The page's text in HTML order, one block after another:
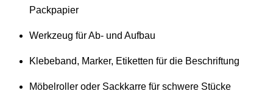
Packpapier
Werkzeug für Ab- und Aufbau
Klebeband, Marker, Etiketten für die Beschriftung
Möbelroller oder Sackkarre für schwere Stücke